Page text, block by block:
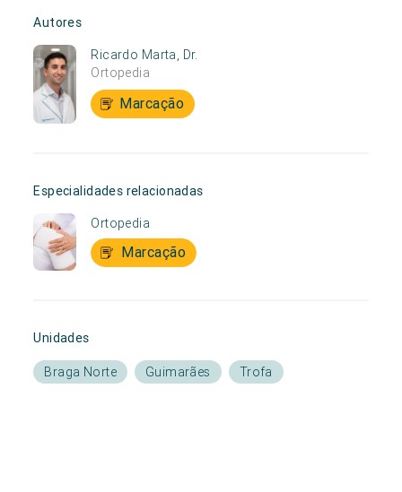
Autores
Ricardo Marta, Dr.
Ortopedia
Marcação
Especialidades relacionadas
Ortopedia
Marcação
Unidades
Braga Norte Guimarães Trofa